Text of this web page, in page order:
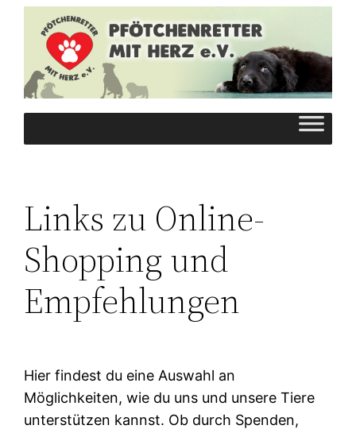
Inhalt
springen
Links zu Online-
Shopping und
Empfehlungen
Hier findest du eine Auswahl an
Möglichkeiten, wie du uns und unsere Tiere
unterstützen kannst. Ob durch Spenden,